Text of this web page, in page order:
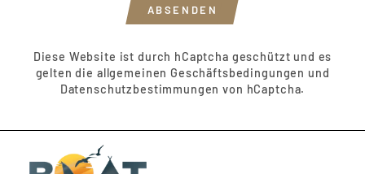
ABSENDEN
Diese Website ist durch hCaptcha geschützt und es
gelten die allgemeinen Geschäftsbedingungen und
Datenschutzbestimmungen von hCaptcha.